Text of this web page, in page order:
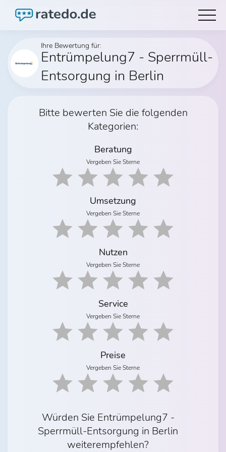
Ihre Bewertung für:
Entrümpelung7 - Sperrmüll-
Entsorgung in Berlin
Bitte bewerten Sie die folgenden
Kategorien:
Beratung
Vergeben Sie Sterne
Umsetzung
Vergeben Sie Sterne
Nutzen
Vergeben Sie Sterne
Service
Vergeben Sie Sterne
Preise
Vergeben Sie Sterne
Würden Sie Entrümpelung7 -
Sperrmüll-Entsorgung in Berlin
weiterempfehlen?